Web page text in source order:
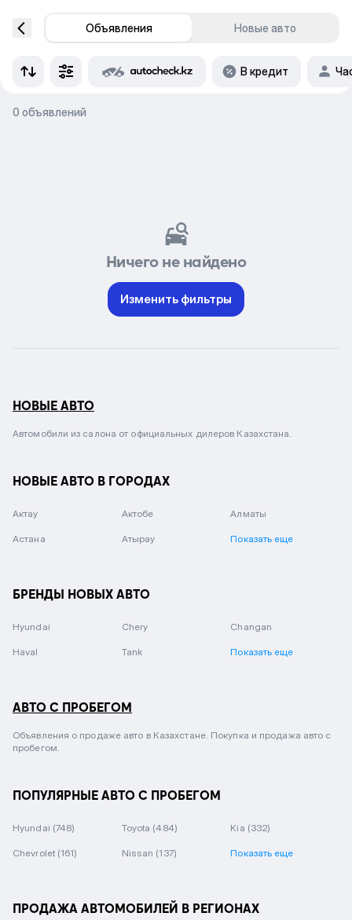
Объявления Новые авто
В кредит
0 объявлений
Ничего не найдено
Изменить фильтры
НОВЫЕ АВТО
Автомобили из салона от официальных дилеров Казахстана.
НОВЫЕ АВТО В ГОРОДАХ
Актау Актобе Алматы
Астана Атырау Показать еще
БРЕНДЫ НОВЫХ АВТО
Hyundai Chery Changan
Haval Tank Показать еще
АВТО С ПРОБЕГОМ
Объявления о продаже авто в Казахстане. Покупка и продажа авто с
пробегом.
ПОПУЛЯРНЫЕ АВТО С ПРОБЕГОМ
Hyundai (748) Toyota (484) Kia (332)
Chevrolet (161) Nissan (137) Показать еще
ПРОДАЖА АВТОМОБИЛЕЙ В РЕГИОНАХ